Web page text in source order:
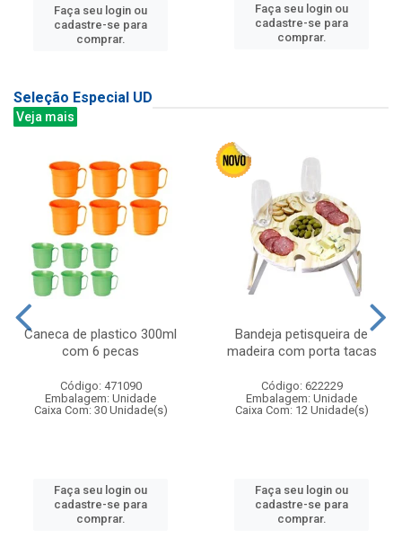
Faça seu login ou
cadastre-se para
comprar.
Faça seu login ou
cadastre-se para
comprar.
Seleção Especial UD
Veja mais
Caneca de plastico 300ml
com 6 pecas
Código: 471090
Embalagem: Unidade
Caixa Com: 30 Unidade(s)
Faça seu login ou
cadastre-se para
comprar.
Bandeja petisqueira de
madeira com porta tacas
Código: 622229
Embalagem: Unidade
Caixa Com: 12 Unidade(s)
Faça seu login ou
cadastre-se para
comprar.